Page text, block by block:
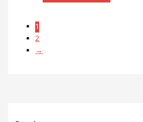
1
2
→